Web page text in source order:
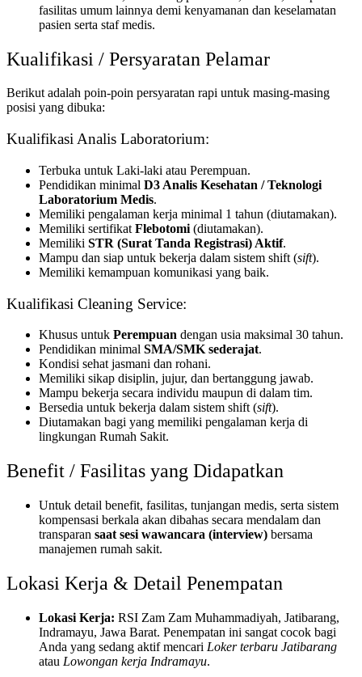
fasilitas umum lainnya demi kenyamanan dan keselamatan
pasien serta staf medis.
Kualifikasi / Persyaratan Pelamar
Berikut adalah poin-poin persyaratan rapi untuk masing-masing
posisi yang dibuka:
Kualifikasi Analis Laboratorium:
Terbuka untuk Laki-laki atau Perempuan.
Pendidikan minimal D3 Analis Kesehatan / Teknologi
Laboratorium Medis.
Memiliki pengalaman kerja minimal 1 tahun (diutamakan).
Memiliki sertifikat Flebotomi (diutamakan).
Memiliki STR (Surat Tanda Registrasi) Aktif.
Mampu dan siap untuk bekerja dalam sistem shift (sift).
Memiliki kemampuan komunikasi yang baik.
Kualifikasi Cleaning Service:
Khusus untuk Perempuan dengan usia maksimal 30 tahun.
Pendidikan minimal SMA/SMK sederajat.
Kondisi sehat jasmani dan rohani.
Memiliki sikap disiplin, jujur, dan bertanggung jawab.
Mampu bekerja secara individu maupun di dalam tim.
Bersedia untuk bekerja dalam sistem shift (sift).
Diutamakan bagi yang memiliki pengalaman kerja di
lingkungan Rumah Sakit.
Benefit / Fasilitas yang Didapatkan
Untuk detail benefit, fasilitas, tunjangan medis, serta sistem
kompensasi berkala akan dibahas secara mendalam dan
transparan saat sesi wawancara (interview) bersama
manajemen rumah sakit.
Lokasi Kerja & Detail Penempatan
Lokasi Kerja: RSI Zam Zam Muhammadiyah, Jatibarang,
Indramayu, Jawa Barat. Penempatan ini sangat cocok bagi
Anda yang sedang aktif mencari Loker terbaru Jatibarang
atau Lowongan kerja Indramayu.